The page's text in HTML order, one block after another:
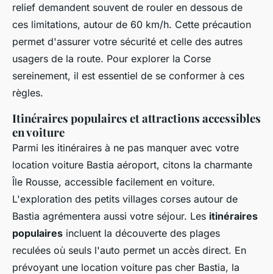
relief demandent souvent de rouler en dessous de
ces limitations, autour de 60 km/h. Cette précaution
permet d'assurer votre sécurité et celle des autres
usagers de la route. Pour explorer la Corse
sereinement, il est essentiel de se conformer à ces
règles.
Itinéraires populaires et attractions accessibles
en voiture
Parmi les itinéraires à ne pas manquer avec votre
location voiture Bastia aéroport, citons la charmante
Île Rousse, accessible facilement en voiture.
L'exploration des petits villages corses autour de
Bastia agrémentera aussi votre séjour. Les itinéraires
populaires incluent la découverte des plages
reculées où seuls l'auto permet un accès direct. En
prévoyant une location voiture pas cher Bastia, la